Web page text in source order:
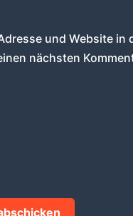
und Website in
nächsten